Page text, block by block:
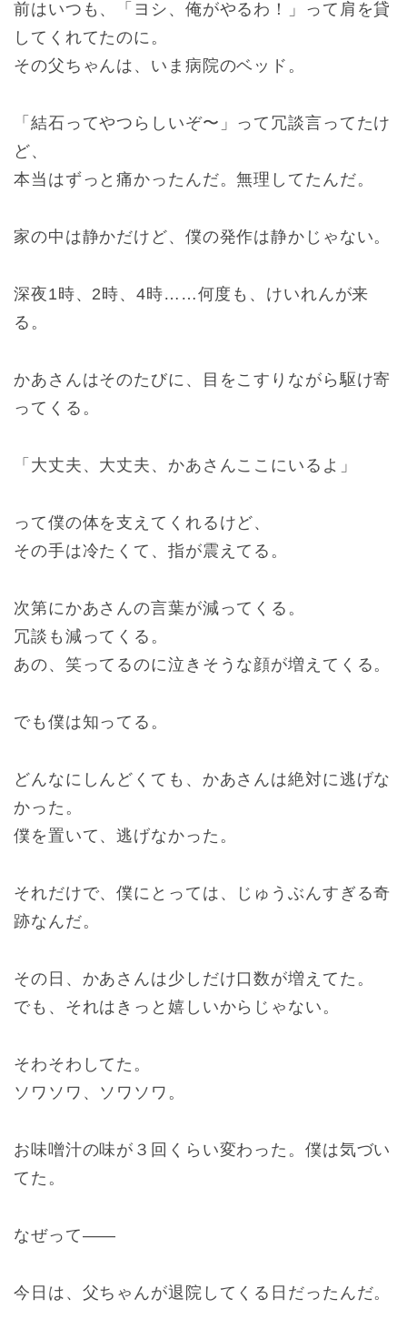
前はいつも、「ヨシ、俺がやるわ！」って肩を貸
してくれてたのに。
その父ちゃんは、いま病院のベッド。
「結石ってやつらしいぞ〜」って冗談言ってたけ
ど、
本当はずっと痛かったんだ。無理してたんだ。
家の中は静かだけど、僕の発作は静かじゃない。
深夜1時、2時、4時……何度も、けいれんが来
る。
かあさんはそのたびに、目をこすりながら駆け寄
ってくる。
「大丈夫、大丈夫、かあさんここにいるよ」
って僕の体を支えてくれるけど、
その手は冷たくて、指が震えてる。
次第にかあさんの言葉が減ってくる。
冗談も減ってくる。
あの、笑ってるのに泣きそうな顔が増えてくる。
でも僕は知ってる。
どんなにしんどくても、かあさんは絶対に逃げな
かった。
僕を置いて、逃げなかった。
それだけで、僕にとっては、じゅうぶんすぎる奇
跡なんだ。
その日、かあさんは少しだけ口数が増えてた。
でも、それはきっと嬉しいからじゃない。
そわそわしてた。
ソワソワ、ソワソワ。
お味噌汁の味が３回くらい変わった。僕は気づい
てた。
なぜって――
今日は、父ちゃんが退院してくる日だったんだ。